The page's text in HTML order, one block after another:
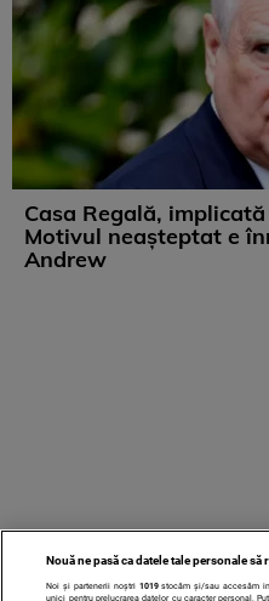
Casa Regală,
Motivul neașteptat e
Andrew
Nouă ne pasă ca datele tale personale
Noi și partenerii noștri 1019stocăm și/sau accesăm
unici pentru prelucrarea datelor cu caracter personal.